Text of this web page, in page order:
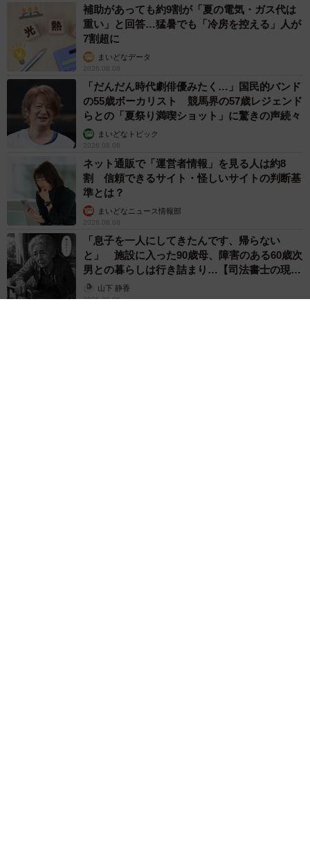
補助があっても約9割が「夏の電気・ガス代は
重い」と回答…猛暑でも「冷房を控える」人が
7割超に
まいどなデータ
2026.08.08
「だんだん時代劇俳優みたく…」国民的バンド
の55歳ボーカリスト 競馬界の57歳レジェンド
らとの「夏祭り満喫ショット」に驚きの声続々
まいどなトピック
2026.08.08
ネット通販で「運営者情報」を見る人は約8
割 信頼できるサイト・怪しいサイトの判断基
準とは？
まいどなニュース情報部
2026.08.08
「息子を一人にしてきたんです、帰らない
と」 施設に入った90歳母、障害のある60歳次
男との暮らしは行き詰まり…【司法書士の現場
から】山下 静香
2026.08.08